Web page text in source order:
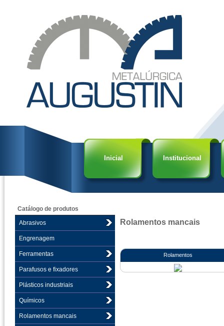
Inicial Institucional
Catálogo de produtos
Abrasivos
Engrenagem
Ferramentas
Parafusos e fixadores
Plásticos industriais
Químicos
Rolamentos mancais
Rolamentos mancais
Rolamentos